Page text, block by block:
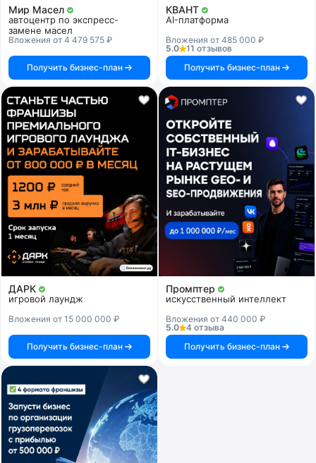
Мир Масел
автоцентр по экспресс-
замене масел
Вложения от 4 479 575 ₽
Получить бизнес-план
КВАНТ
AI-платформа
Вложения от 485 000 ₽
5.0
11 отзывов
Получить бизнес-план
ДАРК
игровой лаундж
Вложения от 15 000 000 ₽
Получить бизнес-план
Промптер
искусственный интеллект
Вложения от 440 000 ₽
5.0
4 отзыва
Получить бизнес-план